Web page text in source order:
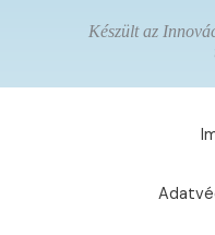
Készült az